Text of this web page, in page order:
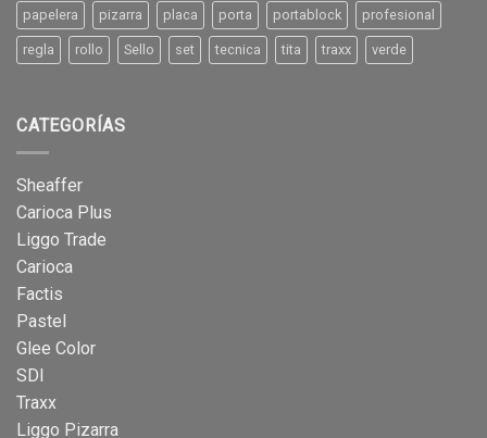
papelera pizarra placa porta portablock profesional
regla rollo Sello set tecnica tita traxx verde
CATEGORÍAS
Sheaffer
Carioca Plus
Liggo Trade
Carioca
Factis
Pastel
Glee Color
SDI
Traxx
Liggo Pizarra